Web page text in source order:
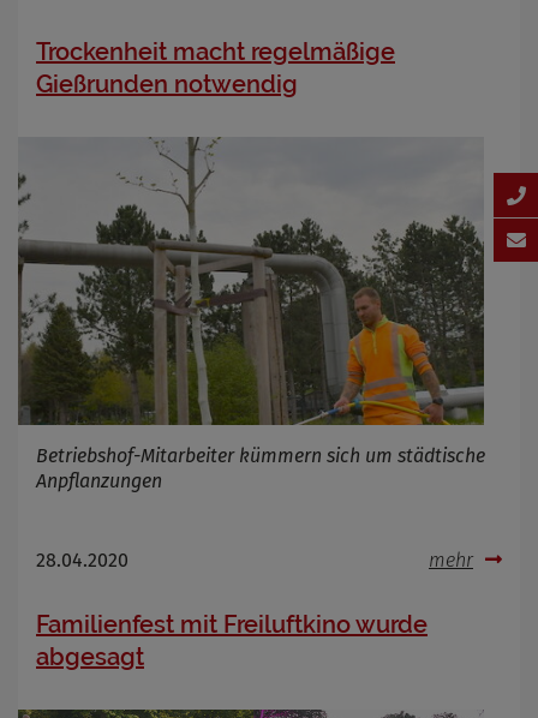
Trockenheit macht regelmäßige
Gießrunden notwendig
Betriebshof-Mitarbeiter kümmern sich um städtische
Anpflanzungen
28.04.2020 mehr
Familienfest mit Freiluftkino wurde
abgesagt